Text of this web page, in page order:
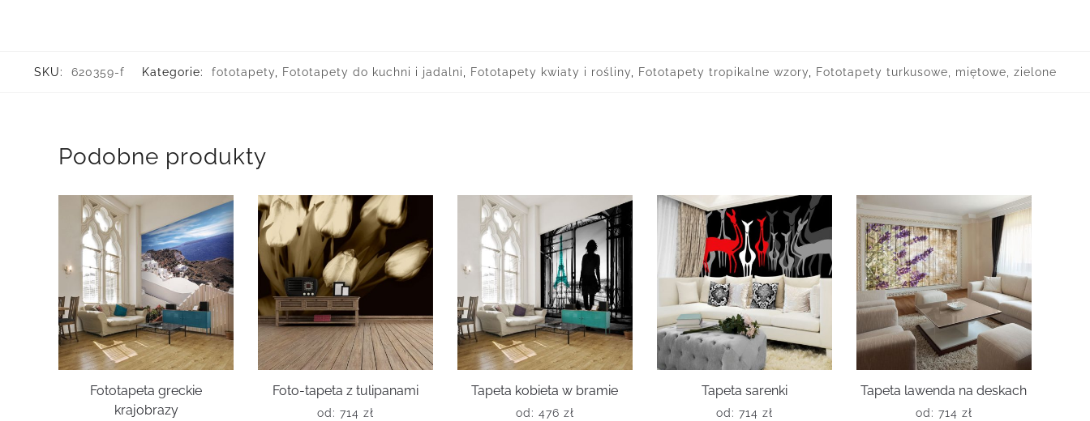
SKU: 620359-f Kategorie: fototapety, Fototapety do kuchni i jadalni, Fototapety kwiaty i rośliny, Fototapety tropikalne wzory, Fototapety turkusowe, miętowe, zielone
Podobne produkty
Fototapeta greckie
krajobrazy
Foto-tapeta z tulipanami
od: 714 zł
Tapeta kobieta w bramie
od: 476 zł
Tapeta sarenki
od: 714 zł
Tapeta lawenda na deskach
od: 714 zł